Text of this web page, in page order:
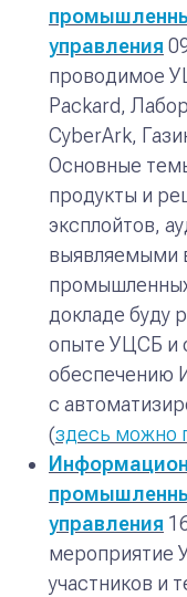
управления
проводимое
Packard,
CyberArk,
Основные
продукты и
эксплойтов,
выявляемыми
докладе буду
опыте УЦСБ и
обеспечению
c
(здесь можно
управления
мероприятие
участников и